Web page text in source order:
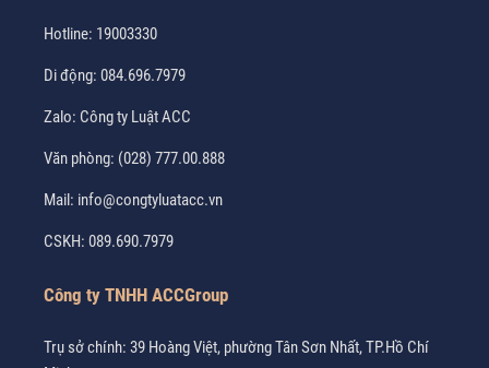
Hotline: 19003330
Di động: 084.696.7979
Zalo: Công ty Luật ACC
Văn phòng: (028) 777.00.888
Mail: info@congtyluatacc.vn
CSKH: 089.690.7979
Công ty TNHH ACCGroup
Trụ sở chính: 39 Hoàng Việt, phường Tân Sơn Nhất, TP.Hồ Chí